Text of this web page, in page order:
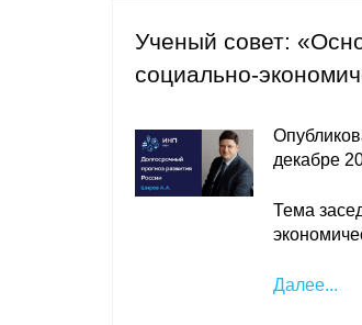
Ученый совет:
социально-
декабре
Тема
Далее...